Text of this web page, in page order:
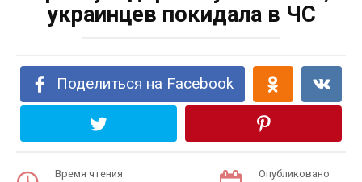
украинцев покидала в ЧС
Поделиться на Facebook
Время чтения Опубликовано